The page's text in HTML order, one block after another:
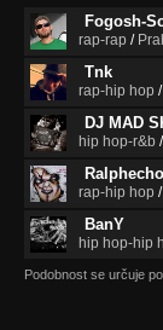
Fogosh-
rap-rap /
Tnk
rap-hip hop /
DJ MAD
hip hop-r&b /
Ralphecho
rap-hip hop /
BanY
hip hop-hip
Podobnost se určuje